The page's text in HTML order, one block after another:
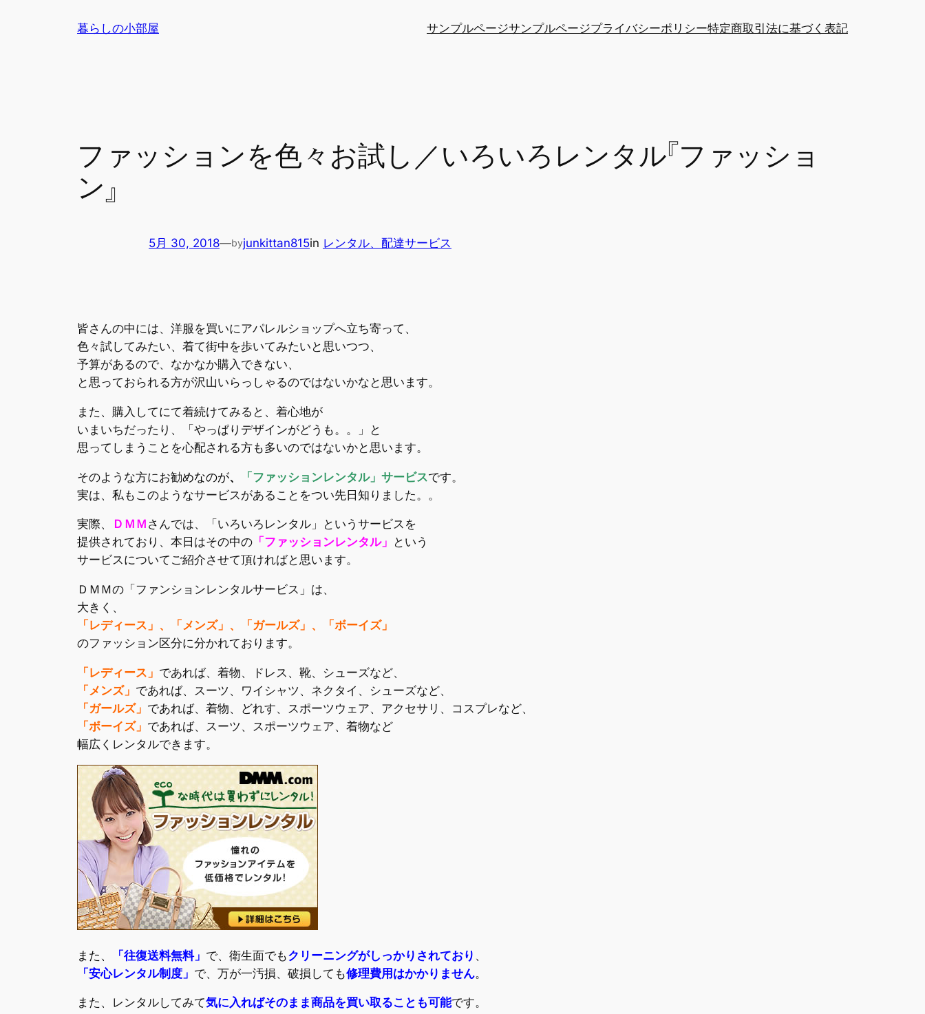
暮らしの小部屋 サンプルページサンプルページプライバシーポリシー特定商取引法に基づく表記
ファッションを色々お試し／いろいろレンタル『ファッショ
ン』
5月 30, 2018—byjunkittan815in レンタル、配達サービス
皆さんの中には、洋服を買いにアパレルショップへ立ち寄って、
色々試してみたい、着て街中を歩いてみたいと思いつつ、
予算があるので、なかなか購入できない、
と思っておられる方が沢山いらっしゃるのではないかなと思います。
また、購入してにて着続けてみると、着心地が
いまいちだったり、「やっぱりデザインがどうも。。」と
思ってしまうことを心配される方も多いのではないかと思います。
そのような方にお勧めなのが、 「ファッションレンタル」サービスです。
実は、私もこのようなサービスがあることをつい先日知りました。。
実際、 ＤＭＭ さんでは、「いろいろレンタル」というサービスを
提供されており、本日はその中の 「ファッションレンタル」 という
サービスについてご紹介させて頂ければと思います。
ＤＭＭの「ファンションレンタルサービス」は、
大きく、
「レディース」、「メンズ」、「ガールズ」、「ボーイズ」
のファッション区分に分かれております。
「レディース」 であれば、着物、ドレス、靴、シューズなど、
「メンズ」 であれば、スーツ、ワイシャツ、ネクタイ、シューズなど、
「ガールズ」 であれば、着物、どれす、スポーツウェア、アクセサリ、コスプレなど、
「ボーイズ」 であれば、スーツ、スポーツウェア、着物など
幅広くレンタルできます。
また 、 「往復送料無料」 で、衛生面でもクリーニングがしっかりされており 、
「安心レンタル制度」 で、万が一汚損、破損しても修理費用はかかりません。
また、レンタルしてみて気に入ればそのまま商品を買い取ることも可能です。